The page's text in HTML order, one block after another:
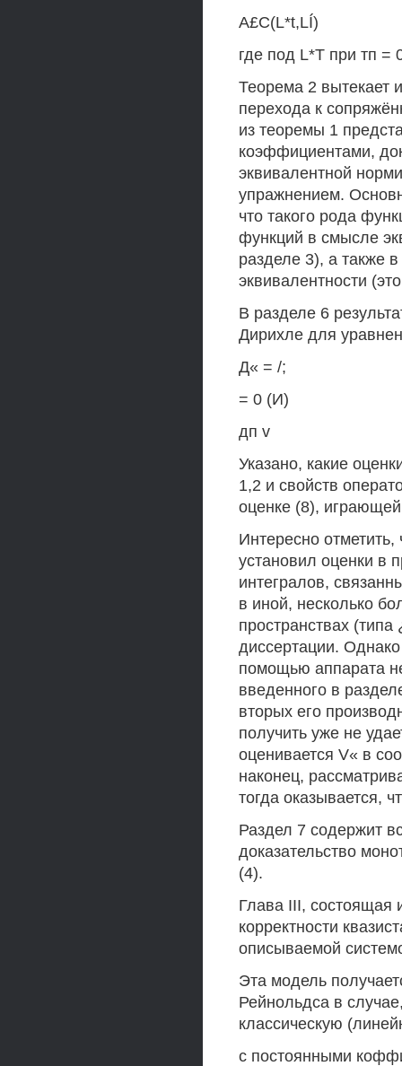
A£C(L*t,LÍ)
где под L*T при тп =
Теорема 2 вытекает
перехода к
из теоремы 1
коэффициентами,
эквивалентной
упражнением.
что такого рода
функций в смысле
разделе 3), а также
эквивалентности
В разделе 6
Дирихле для
Д« = /;
= 0 (И)
дп v
Указано, какие
1,2 и свойств
оценке (8),
Интересно
установил оценки в
интегралов,
в иной, несколько
пространствах
диссертации.
помощью аппарата
введенного в
вторых его
получить уже не
оценивается V« в
наконец,
тогда оказывается,
Раздел 7 содержит
доказательство
(4).
Глава III, состоящая
корректности
описываемой
Эта модель
Рейнольдса в
классическую
с постоянными